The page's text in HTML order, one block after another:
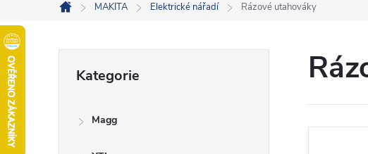
Domů
MAKITA Elektrické nářadí Rázové utahováky
kategorie
Kategorie
Magg